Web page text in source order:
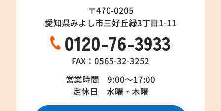
〒470-0205
愛知県みよし市三好丘緑3丁目1-11
0120-76-3933
FAX：0565-32-3252
営業時間 9:00～17:00
定休日 水曜・木曜